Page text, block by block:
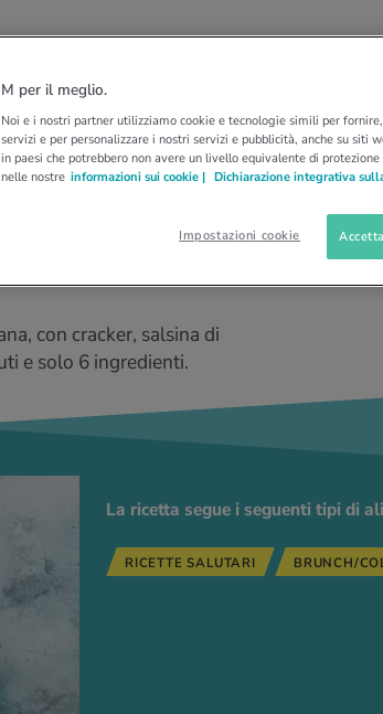
yogurt e tahina
con cracker, salsina di
e solo 6 ingredienti.
La ricetta segue i seguenti tipi di
RICETTE SALUTARI BRUNCH/
M per il meglio.
Noi e i nostri partner utilizziamo cookie e tecnologie simili per
servizi e per personalizzare i nostri servizi e pubblicità, anche su siti
in paesi che potrebbero non avere un livello equivalente di
nelle nostre informazioni sui cookie | Dichiarazione integrativa
Impostazioni cookie